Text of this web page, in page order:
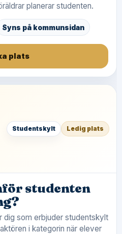
planerar studenten.
Syns på kommunsidan
plats
Studentskylt Ledig plats
studenten
dig som erbjuder studentskylt
i kategorin när elever